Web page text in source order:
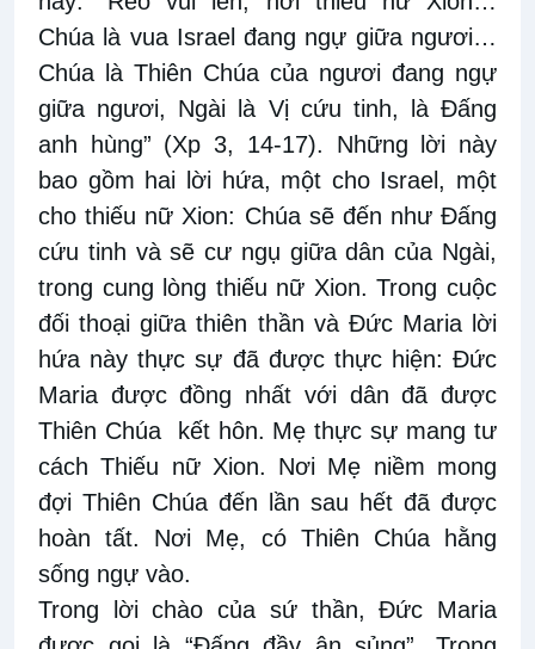
Chúa là vua Israel đang ngự giữa ngươi…
Chúa là Thiên Chúa của ngươi đang ngự
giữa ngươi, Ngài là Vị cứu tinh, là Ðấng
anh hùng” (Xp 3, 14-17). Những lời này
bao gồm hai lời hứa, một cho Israel, một
cho thiếu nữ Xion: Chúa sẽ đến như Đấng
cứu tinh và sẽ cư ngụ giữa dân của Ngài,
trong cung lòng thiếu nữ Xion. Trong cuộc
đối thoại giữa thiên thần và Đức Maria lời
hứa này thực sự đã được thực hiện: Đức
Maria được đồng nhất với dân đã được
Thiên Chúa
kết hôn. Mẹ thực sự mang tư
cách Thiếu nữ Xion. Nơi Mẹ niềm mong
đợi Thiên Chúa đến lần sau hết đã được
hoàn tất. Nơi Mẹ, có Thiên Chúa hằng
sống ngự vào.
Trong lời chào của sứ thần, Đức Maria